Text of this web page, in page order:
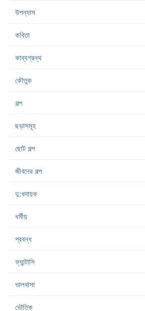
উপন্যাস
কবিতা
কাব্যগ্রন্থ
কৌতুক
গল্প
ছড়াসমূহ
ছোট গল্প
জীবনের গল্প
দু:খদায়ক
ধর্মীয়
প্রবন্ধ
ফ্যান্টাসি
ভালবাসা
ভৌতিক